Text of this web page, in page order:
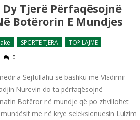
Tjerë Përfaqësojnë
Botërorin E Mundjes
SPORTE TJERA TOP LAJME
0
Sejfullahu së bashku me Vladimir
Nurovin do ta përfaqësojnë
Botëror në mundje që po zhvillohet
me në krye seleksionuesin Lulzim